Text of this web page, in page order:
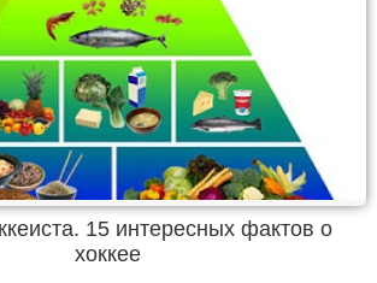
15 интересных фактов о
хоккее